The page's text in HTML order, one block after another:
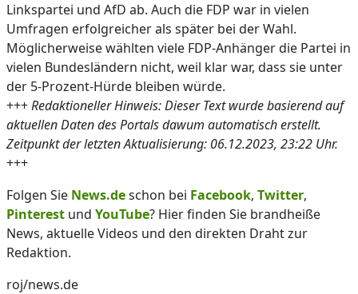
Linkspartei und AfD ab. Auch die FDP war in vielen
Umfragen erfolgreicher als später bei der Wahl.
Möglicherweise wählten viele FDP-Anhänger die Partei in
vielen Bundesländern nicht, weil klar war, dass sie unter
der 5-Prozent-Hürde bleiben würde.
+++Redaktioneller Hinweis: Dieser Text wurde basierend auf
aktuellen Daten des Portals dawum automatisch erstellt.
Zeitpunkt der letzten Aktualisierung: 06.12.2023, 23:22 Uhr.
+++
Folgen Sie News.deschon bei Facebook, Twitter,
Pinterest und YouTube? Hier finden Sie brandheiße
News, aktuelle Videos und den direkten Draht zur
Redaktion.
roj/news.de